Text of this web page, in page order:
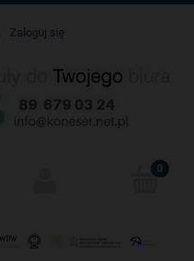
Zaloguj się